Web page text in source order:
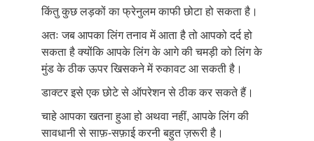
किंतु कुछ लड़कों का फ्रेनुलम काफी छोटा हो सकता है।
अतः जब आपका लिंग तनाव में आता है तो आपको दर्द हो
सकता है क्योंकि आपके लिंग के आगे की चमड़ी को लिंग के
मुंड के ठीक ऊपर खिसकने में रुकावट आ सकती है।
डाक्टर इसे एक छोटे से ऑपरेशन से ठीक कर सकते हैं।
चाहे आपका खतना हुआ हो अथवा नहीं, आपके लिंग की
सावधानी से साफ़-सफ़ाई करनी बहुत ज़रूरी है।